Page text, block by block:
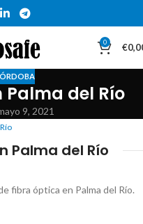
0 €
Palma del Río
9, 2021
Palma del Río
fibra óptica en Palma del Río.